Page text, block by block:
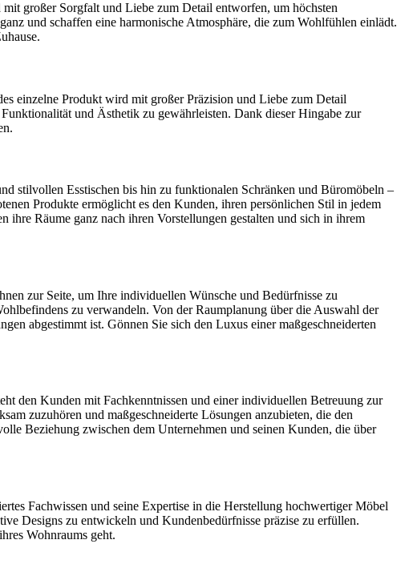
großer Sorgfalt und Liebe zum Detail entworfen, um höchsten
und schaffen eine harmonische Atmosphäre, die zum Wohlfühlen einlädt.
einzelne Produkt wird mit großer Präzision und Liebe zum Detail
und Ästhetik zu gewährleisten. Dank dieser Hingabe zur
stilvollen Esstischen bis hin zu funktionalen Schränken und Büromöbeln –
Produkte ermöglicht es den Kunden, ihren persönlichen Stil in jedem
Räume ganz nach ihren Vorstellungen gestalten und sich in ihrem
zur Seite, um Ihre individuellen Wünsche und Bedürfnisse zu
zu verwandeln. Von der Raumplanung über die Auswahl der
abgestimmt ist. Gönnen Sie sich den Luxus einer maßgeschneiderten
den Kunden mit Fachkenntnissen und einer individuellen Betreuung zur
zuzuhören und maßgeschneiderte Lösungen anzubieten, die den
Beziehung zwischen dem Unternehmen und seinen Kunden, die über
Fachwissen und seine Expertise in die Herstellung hochwertiger Möbel
Designs zu entwickeln und Kundenbedürfnisse präzise zu erfüllen.
Wohnraums geht.